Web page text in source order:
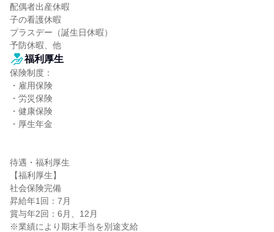
配偶者出産休暇
子の看護休暇
プラスデー（誕生日休暇）
予防休暇、他
福利厚生
保険制度：
・雇用保険
・労災保険
・健康保険
・厚生年金
待遇・福利厚生
【福利厚生】
社会保険完備
昇給年1回：7月
賞与年2回：6月、12月
※業績により期末手当を別途支給